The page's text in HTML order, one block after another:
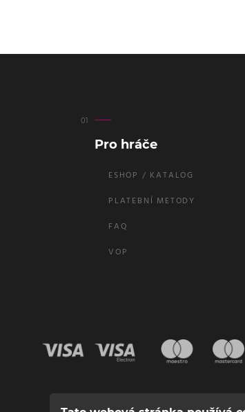
Pro hráče
ESHOP / KATALOG
PLATEBNÍ METODY
FAQ
VOP